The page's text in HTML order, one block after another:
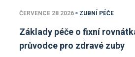
ČERVENCE 28 2026 ZUBNÍ PÉČE
Základy péče o fixní
průvodce pro zdravé zuby